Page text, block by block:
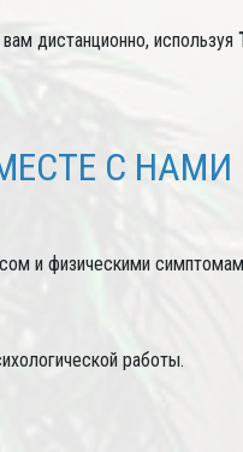
дистанционно, используя
С НАМИ
и физическими
работы.